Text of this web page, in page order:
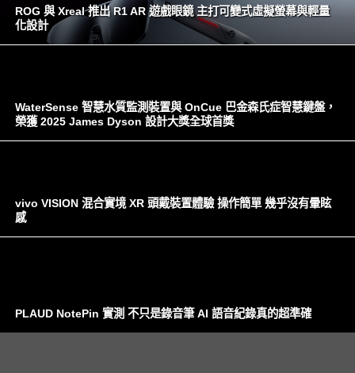
ROG 與 Xreal 推出 R1 AR 遊戲眼鏡 主打可變式虛擬螢幕與輕量
化設計
WaterSense 智慧水質監測裝置與 OnCue 巴金森氏症智慧鍵盤，
榮獲 2025 James Dyson 設計大獎全球首獎
vivo VISION 混合實境 XR 頭戴裝置體驗 操作簡單 幾乎沒有暈眩
感
PLAUD NotePin 實測 不只是錄音筆 AI 語音紀錄真的超準確